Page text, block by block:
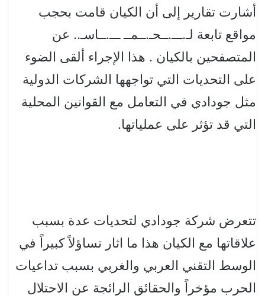
أشارت تقارير إلى أن الكيان قامت بحجب
مواقع تابعة لـ.ـــ.ــحـ.ــمــ ـــ.ــاسـ.. عن
المتصفحين بالكيان . هذا الإجراء ألقى الضوء
على التحديات التي تواجهها الشركات الدولية
مثل جودادي في التعامل مع القوانين المحلية
التي قد تؤثر على عملياتها.
تتعرض شركة جودادي لتحديات عدة بسبب
علاقاتها مع الكيان هذا ما اثار تساؤلاً كبيراً في
الوسط التقني العربي والغربي بسبب تداعيات
الحرب مؤخراً والحقائق الرائجة عن الاحتلال